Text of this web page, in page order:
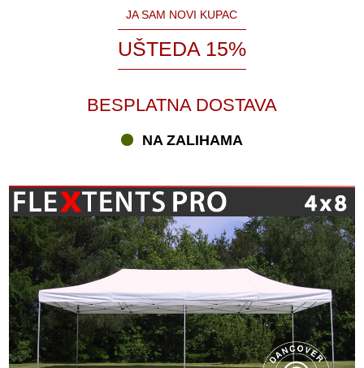
JA SAM NOVI KUPAC
UŠTEDA 15%
BESPLATNA DOSTAVA
NA ZALIHAMA